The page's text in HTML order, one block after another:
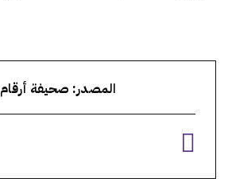
المصدر: صحيفة أرقام